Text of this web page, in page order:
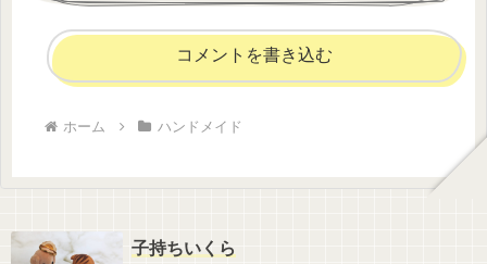
コメントを書き込む
ホーム ハンドメイド
子持ちいくら